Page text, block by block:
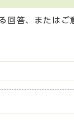
回答、または